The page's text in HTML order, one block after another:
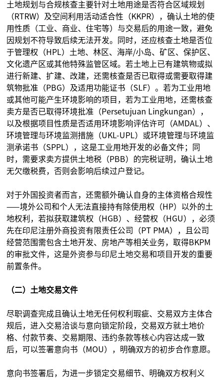
土地规划与合规核查主要针对土地用途是否符合区域规划
（RTRW）及空间利用活动适合性（KKPR），确认土地的使
用性质（工业、商业、住宅等）与交易后的用途一致，避免
因规划不符导致后续无法开发。同时，还应核查土地是否位
于管理权（HPL）土地、林区、海岸/小岛、矿区、保护区、
文化遗产区或其他特殊监管区域。若土地上已有建筑物或拟
进行新建、扩建、改建，还需核查是否已取得或需要取得建
筑物批准（PBG）及适用功能证书（SLF）。若为工业用地
或其他可能产生环境影响的项目，若为工业用地，还需核查
卖方是否已取得环境批准（Persetujuan Lingkungan），
以及根据项目性质是否适用环境影响评估许可（AMDAL）、
环境管理与环境监测措施（UKL-UPL）或环境管理与环境监
测承诺书（SPPL），这是工业用地开发的必备文件；同
时，需要求卖方提供土地税（PBB）的完税证明，确认土地
无欠缴税费，否则会影响后续过户登记。
对于外国投资者而言，还需额外确认自身的主体资格合规性
——境外公司和个人无法直接持有除使用权（HP）以外的土
地权利，若拟获取建筑权（HGB）、经营权（HGU），必须
先在印尼注册外商投资有限责任公司（PT PMA），且公司
经营范围需包含土地开发、房地产等相关业务，取得BKPM
的审批文件，这是外资参与印尼土地交易和项目开发的重要
前置条件。
（二）土地交易文件
尽职调查完成且确认土地无任何权利瑕疵、交易双方主体合
规后，进入交易洽谈与意向锁定阶段，交易双方就土地价
格、付款节奏、交易期限、违约条款等核心内容达成一致
后，可以签署意向书（MOU），明确双方的初步合作意愿。
意向书签署后，为进一步锁定交易细节、明确双方权利义